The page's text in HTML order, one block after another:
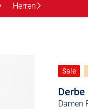
Herren
Derbe
Damen
Sale